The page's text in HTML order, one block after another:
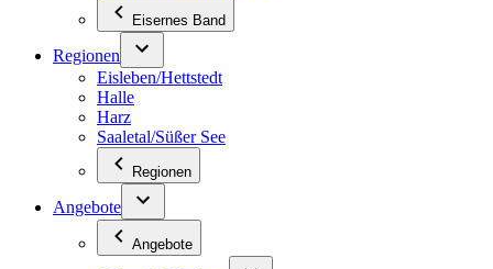
Eisernes Band
Regionen
Eisleben/Hettstedt
Halle
Harz
Saaletal/Süßer See
Regionen
Angebote
Angebote